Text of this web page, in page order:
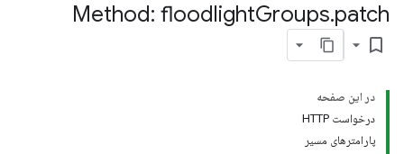
Method: floodlightGroups.patch
bookmark_border
در این صفحه
درخواست HTTP
پارامترهای مسیر